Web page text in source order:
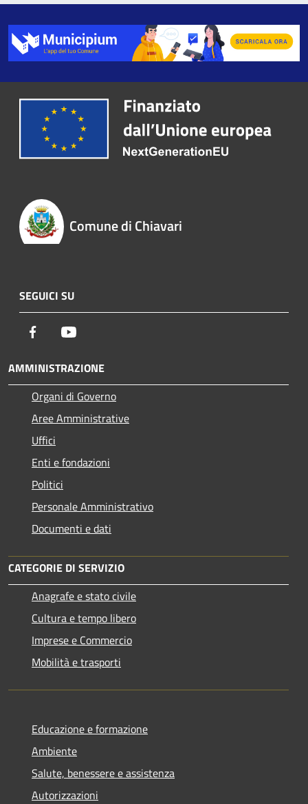
Comune di Chiavari
SEGUICI SU
Facebook
AMMINISTRAZIONE
Organi di Governo
Aree Amministrative
Uffici
Enti e fondazioni
Politici
Personale Amministrativo
Documenti e dati
CATEGORIE DI SERVIZIO
Anagrafe e stato civile
Cultura e tempo libero
Imprese e Commercio
Mobilità e trasporti
Educazione e formazione
Ambiente
Salute, benessere e assistenza
Autorizzazioni